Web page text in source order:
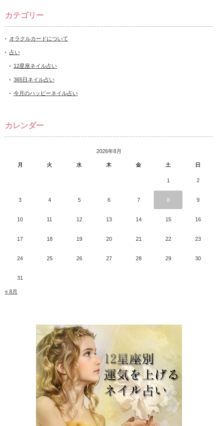
カテゴリー
オラクルカードについて
占い
12星座ネイル占い
365日ネイル占い
今月のハッピーネイル占い
カレンダー
2026年8月
月 火 水 木 金 土 日
1 2
3 4 5 6 7 8 9
10 11 12 13 14 15 16
17 18 19 20 21 22 23
24 25 26 27 28 29 30
31
« 8月